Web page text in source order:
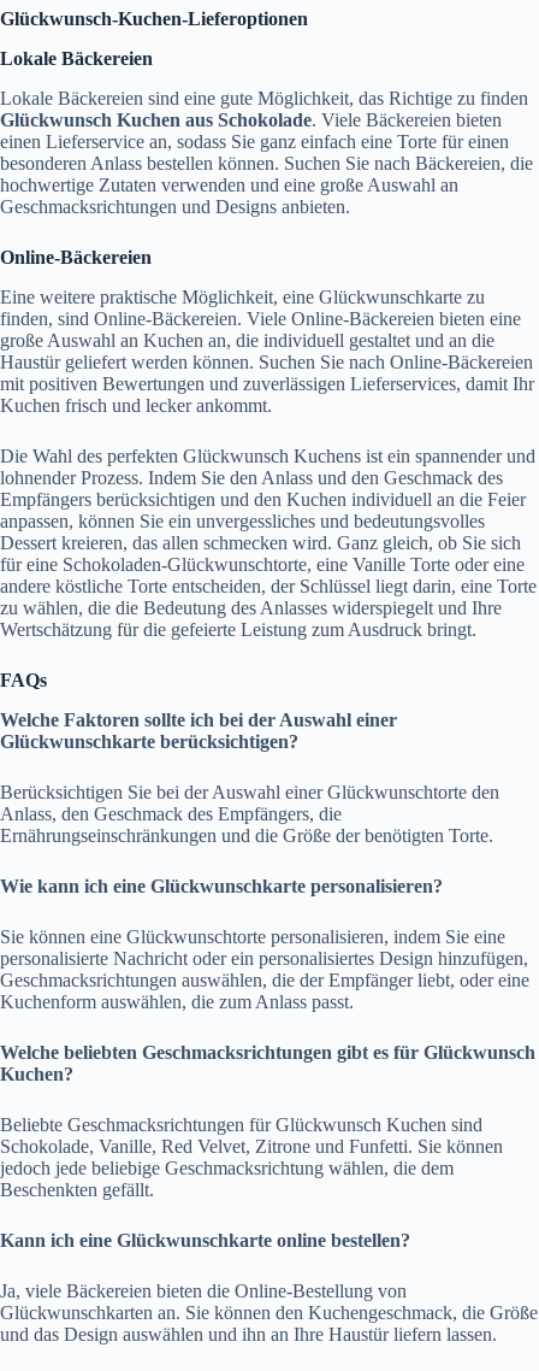
Glückwunsch-Kuchen-Lieferoptionen
Lokale Bäckereien
Lokale Bäckereien sind eine gute Möglichkeit, das Richtige zu finden
Glückwunsch Kuchen aus Schokolade. Viele Bäckereien bieten
einen Lieferservice an, sodass Sie ganz einfach eine Torte für einen
besonderen Anlass bestellen können. Suchen Sie nach Bäckereien, die
hochwertige Zutaten verwenden und eine große Auswahl an
Geschmacksrichtungen und Designs anbieten.
Online-Bäckereien
Eine weitere praktische Möglichkeit, eine Glückwunschkarte zu
finden, sind Online-Bäckereien. Viele Online-Bäckereien bieten eine
große Auswahl an Kuchen an, die individuell gestaltet und an die
Haustür geliefert werden können. Suchen Sie nach Online-Bäckereien
mit positiven Bewertungen und zuverlässigen Lieferservices, damit Ihr
Kuchen frisch und lecker ankommt.
Die Wahl des perfekten Glückwunsch Kuchens ist ein spannender und
lohnender Prozess. Indem Sie den Anlass und den Geschmack des
Empfängers berücksichtigen und den Kuchen individuell an die Feier
anpassen, können Sie ein unvergessliches und bedeutungsvolles
Dessert kreieren, das allen schmecken wird. Ganz gleich, ob Sie sich
für eine Schokoladen-Glückwunschtorte, eine Vanille Torte oder eine
andere köstliche Torte entscheiden, der Schlüssel liegt darin, eine Torte
zu wählen, die die Bedeutung des Anlasses widerspiegelt und Ihre
Wertschätzung für die gefeierte Leistung zum Ausdruck bringt.
FAQs
Welche Faktoren sollte ich bei der Auswahl einer
Glückwunschkarte berücksichtigen?
Berücksichtigen Sie bei der Auswahl einer Glückwunschtorte den
Anlass, den Geschmack des Empfängers, die
Ernährungseinschränkungen und die Größe der benötigten Torte.
Wie kann ich eine Glückwunschkarte personalisieren?
Sie können eine Glückwunschtorte personalisieren, indem Sie eine
personalisierte Nachricht oder ein personalisiertes Design hinzufügen,
Geschmacksrichtungen auswählen, die der Empfänger liebt, oder eine
Kuchenform auswählen, die zum Anlass passt.
Welche beliebten Geschmacksrichtungen gibt es für Glückwunsch
Kuchen?
Beliebte Geschmacksrichtungen für Glückwunsch Kuchen sind
Schokolade, Vanille, Red Velvet, Zitrone und Funfetti. Sie können
jedoch jede beliebige Geschmacksrichtung wählen, die dem
Beschenkten gefällt.
Kann ich eine Glückwunschkarte online bestellen?
Ja, viele Bäckereien bieten die Online-Bestellung von
Glückwunschkarten an. Sie können den Kuchengeschmack, die Größe
und das Design auswählen und ihn an Ihre Haustür liefern lassen.